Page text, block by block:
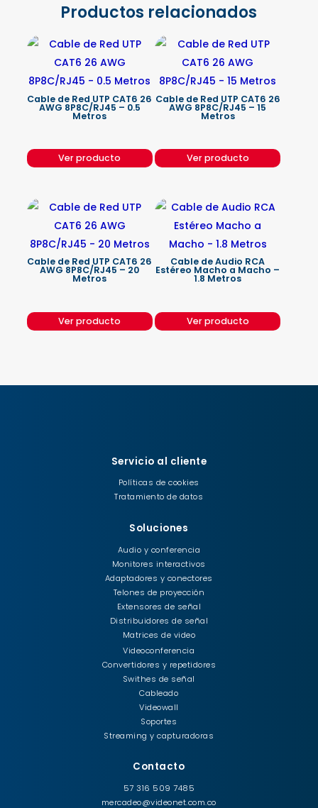
Productos relacionados
Cable de Red UTP CAT6 26
AWG 8P8C/RJ45 – 0.5
Metros
Ver producto
Cable de Red UTP CAT6 26
AWG 8P8C/RJ45 – 15
Metros
Ver producto
Cable de Red UTP CAT6 26
AWG 8P8C/RJ45 – 20
Metros
Ver producto
Cable de Audio RCA
Estéreo Macho a Macho –
1.8 Metros
Ver producto
Servicio al cliente
Políticas de cookies
Tratamiento de datos
Soluciones
Audio y conferencia
Monitores interactivos
Adaptadores y conectores
Telones de proyección
Extensores de señal
Distribuidores de señal
Matrices de video
Videoconferencia
Convertidores y repetidores
Swithes de señal
Cableado
Videowall
Soportes
Streaming y capturadoras
Contacto
57 316 509 7485
mercadeo@videonet.com.co